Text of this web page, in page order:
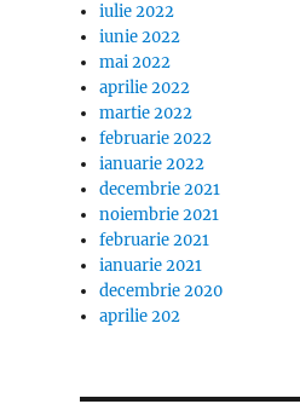
iulie 2022
iunie 2022
mai 2022
aprilie 2022
martie 2022
februarie 2022
ianuarie 2022
decembrie 2021
noiembrie 2021
februarie 2021
ianuarie 2021
decembrie 2020
aprilie 202